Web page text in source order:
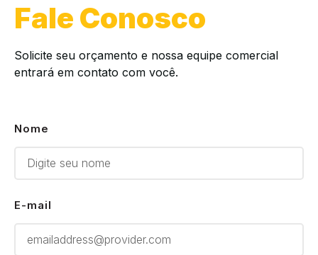
Fale Conosco
Solicite seu orçamento e nossa equipe comercial
entrará em contato com você.
Nome
E-mail